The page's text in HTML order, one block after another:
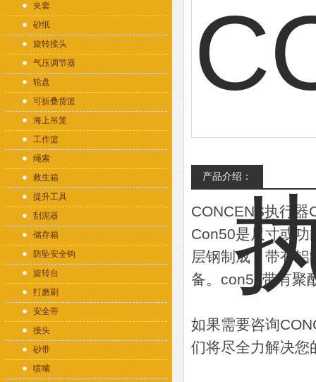
夹套
砂纸
旋转接头
气压调节器
轮盘
可折叠货篮
海上吊笼
工作篮
绳索
救生箱
提升工具
刮泥器
储存箱
防坠安全钩
旋转台
打磨刷
安全带
接头
砂带
喷嘴
产品介绍：
CONCENS执行器
Con50是尺寸或功
层钢制成，带有
备。con50带有聚
如果需要咨询
们将尽全力解决您